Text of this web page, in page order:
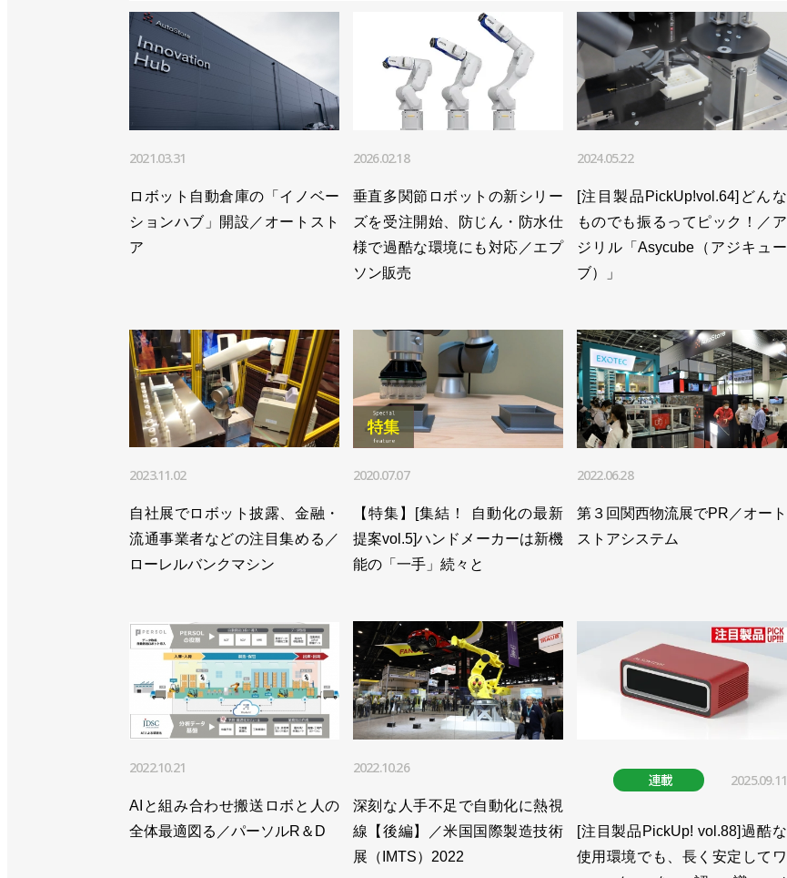
>>イオンの物流構造改革のパートナーに／Mujin
>>123億円を調達し、欧米での事業展開など加速／Mujin
>>トラック上のコンテナからの荷下ろしロボットを開発／Mujin
>>紙製品の出荷に知能デパレタイザーが採用／Mujin
>>アイシンの工場にロボット２台とAGV31台を導入／Mujin
>>名古屋営業所を拡大移転、床面積4.3倍でデモ機も／Mujin
ーウェーブ、Mujin
>>ばら積みピッキングシステムが島根の製造企業に採用／Mujin
>>ファンケル物流センターでの荷下ろしとピッキングを自動化／Mujin
>>米国に子会社設立／Mujin
>>既存のロボを活用！ ばら積み部品を加工ラインに投入／Mujin
>>物流自動化ソリューションのパッケージ販売を開始／Mujin
>>「MUJINコントローラ」で技術経営・イノベーション大賞の文科大臣賞／MUJIN
>>無地ケース対応の混載デパレタイズロボット稼働開始／MUJIN
>>倉庫制御システムで大和ハウスグループ企業と提携／MUJIN
>>内覧会で物流自動化のトータル提案力を訴求／MUJIN
>>創業者がMBO、75億円の資金調達も／MUJIN
2021.03.31
ロボット自動倉庫の「イノベー
ションハブ」開設／オートスト
ア
2026.02.18
垂直多関節ロボットの新シリー
ズを受注開始、防じん・防水仕
様で過酷な環境にも対応／エプ
ソン販売
2024.05.22
[注目製品PickUp!vol.64]どんな
ものでも振るってピック！／ア
ジリル「Asycube（アジキュー
ブ）」
2023.11.02
自社展でロボット披露、金融・
流通事業者などの注目集める／
ローレルバンクマシン
2020.07.07
【特集】[集結！ 自動化の最新
提案vol.5]ハンドメーカーは新機
能の「一手」続々と
2022.06.28
第３回関西物流展でPR／オート
ストアシステム
2022.10.21
AIと組み合わせ搬送ロボと人の
全体最適図る／パーソルR＆D
2022.10.26
深刻な人手不足で自動化に熱視
線【後編】／米国国際製造技術
展（IMTS）2022
連載 2025.09.11
[注目製品PickUp! vol.88]過酷な
使用環境でも、長く安定してワ